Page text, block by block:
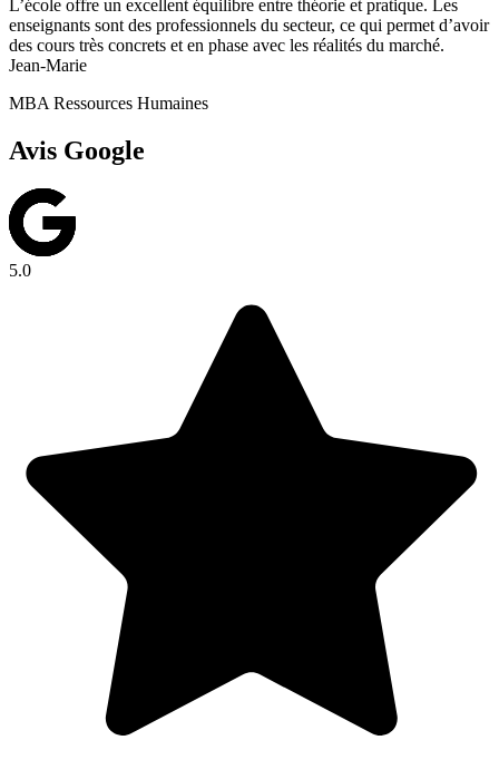
L’école offre un excellent équilibre entre théorie et pratique. Les
enseignants sont des professionnels du secteur, ce qui permet d’avoir
des cours très concrets et en phase avec les réalités du marché.
Jean-Marie
MBA Ressources Humaines
Avis Google
5.0